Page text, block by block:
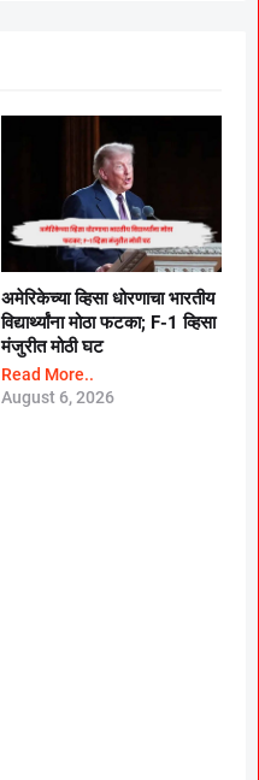
अमेरिकेच्या व्हिसा धोरणाचा भारतीय
विद्यार्थ्यांना मोठा फटका; F-1 व्हिसा
मंजुरीत मोठी घट
Read More..
August 6, 2026